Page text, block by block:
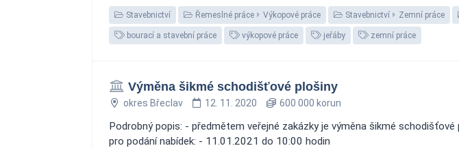
Stavebnictví Řemeslné práce Výkopové práce Stavebnictví Zemní práce
bourací a stavební práce výkopové práce jeřáby zemní práce
Výměna šikmé schodišťové plošiny
okres Břeclav 12. 11. 2020 600 000 korun
Podrobný popis: - předmětem veřejné zakázky je výměna šikmé
pro podání nabídek: - 11.01.2021 do 10:00 hodin